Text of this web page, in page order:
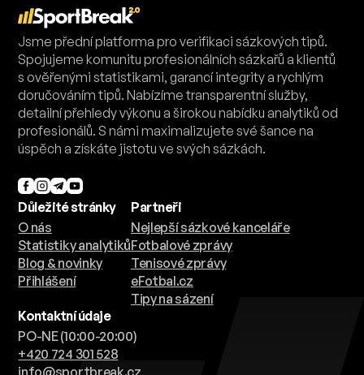
Jsme přední platforma pro verifikaci sázkových tipů.
Spojujeme komunitu profesionálních sázkařů a klientů
s ověřenými statistikami, garancí integrity a rychlým
doručováním tipů. Nabízíme transparentní služby,
detailní přehledy výkonu a širokou nabídku analytiků od
profesionálů. S námi maximalizujete své šance na
úspěch a získáte jistotu ve svých sázkách.
Důležité stránky
O nás
Statistiky analytiků
Blog & novinky
Přihlášení
Partneři
Nejlepší sázkové kanceláře
Fotbalové zprávy
Tenisové zprávy
eFotbal.cz
Tipy na sázení
Kontaktní údaje
PO-NE (10:00-20:00)
+420 724 301 528